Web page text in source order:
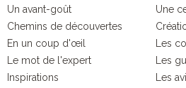
Un avant-goût
Chemins de découvertes
En un coup d'œil
Le mot de l'expert
Inspirations
Une
Les
Les
Les